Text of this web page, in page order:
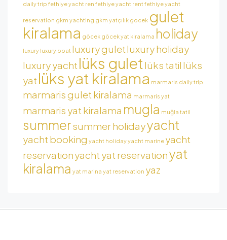
daily trip fethiye yacht ren fethiye yacht rent fethiye yacht
reservation gkm yachting gkm yatçılık gocek gulet
kiralama göcek göcek yat kiralama holiday
luxury luxury boat luxury guletluxury holiday
luxury yacht lüks guletlüks tatil lüks
yat lüks yat kiralama marmaris daily trip
marmaris gulet kiralama marmaris yat
marmaris yat kiralama mugla muğla tatil
summersummer holidayyacht
yacht booking yacht holidayyacht marine yacht
reservationyacht yat reservationyat
kiralama yat marina yat reservation yaz